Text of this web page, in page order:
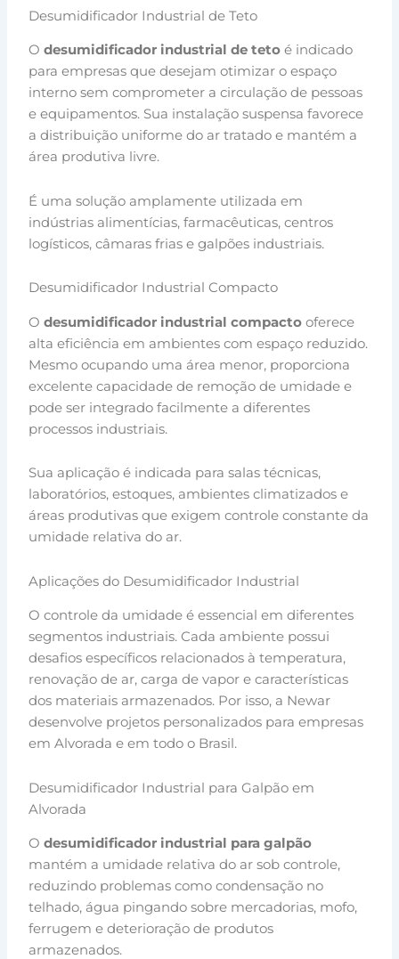
Desumidificador Industrial de Teto
Odesumidificador industrial de teto é indicado
para empresas que desejam otimizar o espaço
interno sem comprometer a circulação de pessoas
e equipamentos. Sua instalação suspensa favorece
a distribuição uniforme do ar tratado e mantém a
área produtiva livre.
É uma solução amplamente utilizada em
indústrias alimentícias, farmacêuticas, centros
logísticos, câmaras frias e galpões industriais.
Desumidificador Industrial Compacto
Odesumidificador industrial compacto oferece
alta eficiência em ambientes com espaço reduzido.
Mesmo ocupando uma área menor, proporciona
excelente capacidade de remoção de umidade e
pode ser integrado facilmente a diferentes
processos industriais.
Sua aplicação é indicada para salas técnicas,
laboratórios, estoques, ambientes climatizados e
áreas produtivas que exigem controle constante da
umidade relativa do ar.
Aplicações do Desumidificador Industrial
O controle da umidade é essencial em diferentes
segmentos industriais. Cada ambiente possui
desafios específicos relacionados à temperatura,
renovação de ar, carga de vapor e características
dos materiais armazenados. Por isso, a Newar
desenvolve projetos personalizados para empresas
em Alvorada e em todo o Brasil.
Desumidificador Industrial para Galpão em
Alvorada
Odesumidificador industrial para galpão
mantém a umidade relativa do ar sob controle,
reduzindo problemas como condensação no
telhado, água pingando sobre mercadorias, mofo,
ferrugem e deterioração de produtos
armazenados.